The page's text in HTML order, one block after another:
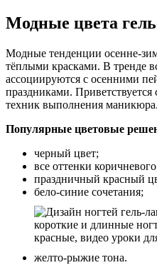
Модные цвета
Модные тенденции осенне-
тёплыми красками. В тренде
ассоциируются с осенними
праздниками.
техник выполнения маникюра.
Популярные цветовые
черный цвет;
все оттенки
праздничный красный
бело-синие сочетания;
желто-рыжие тона.